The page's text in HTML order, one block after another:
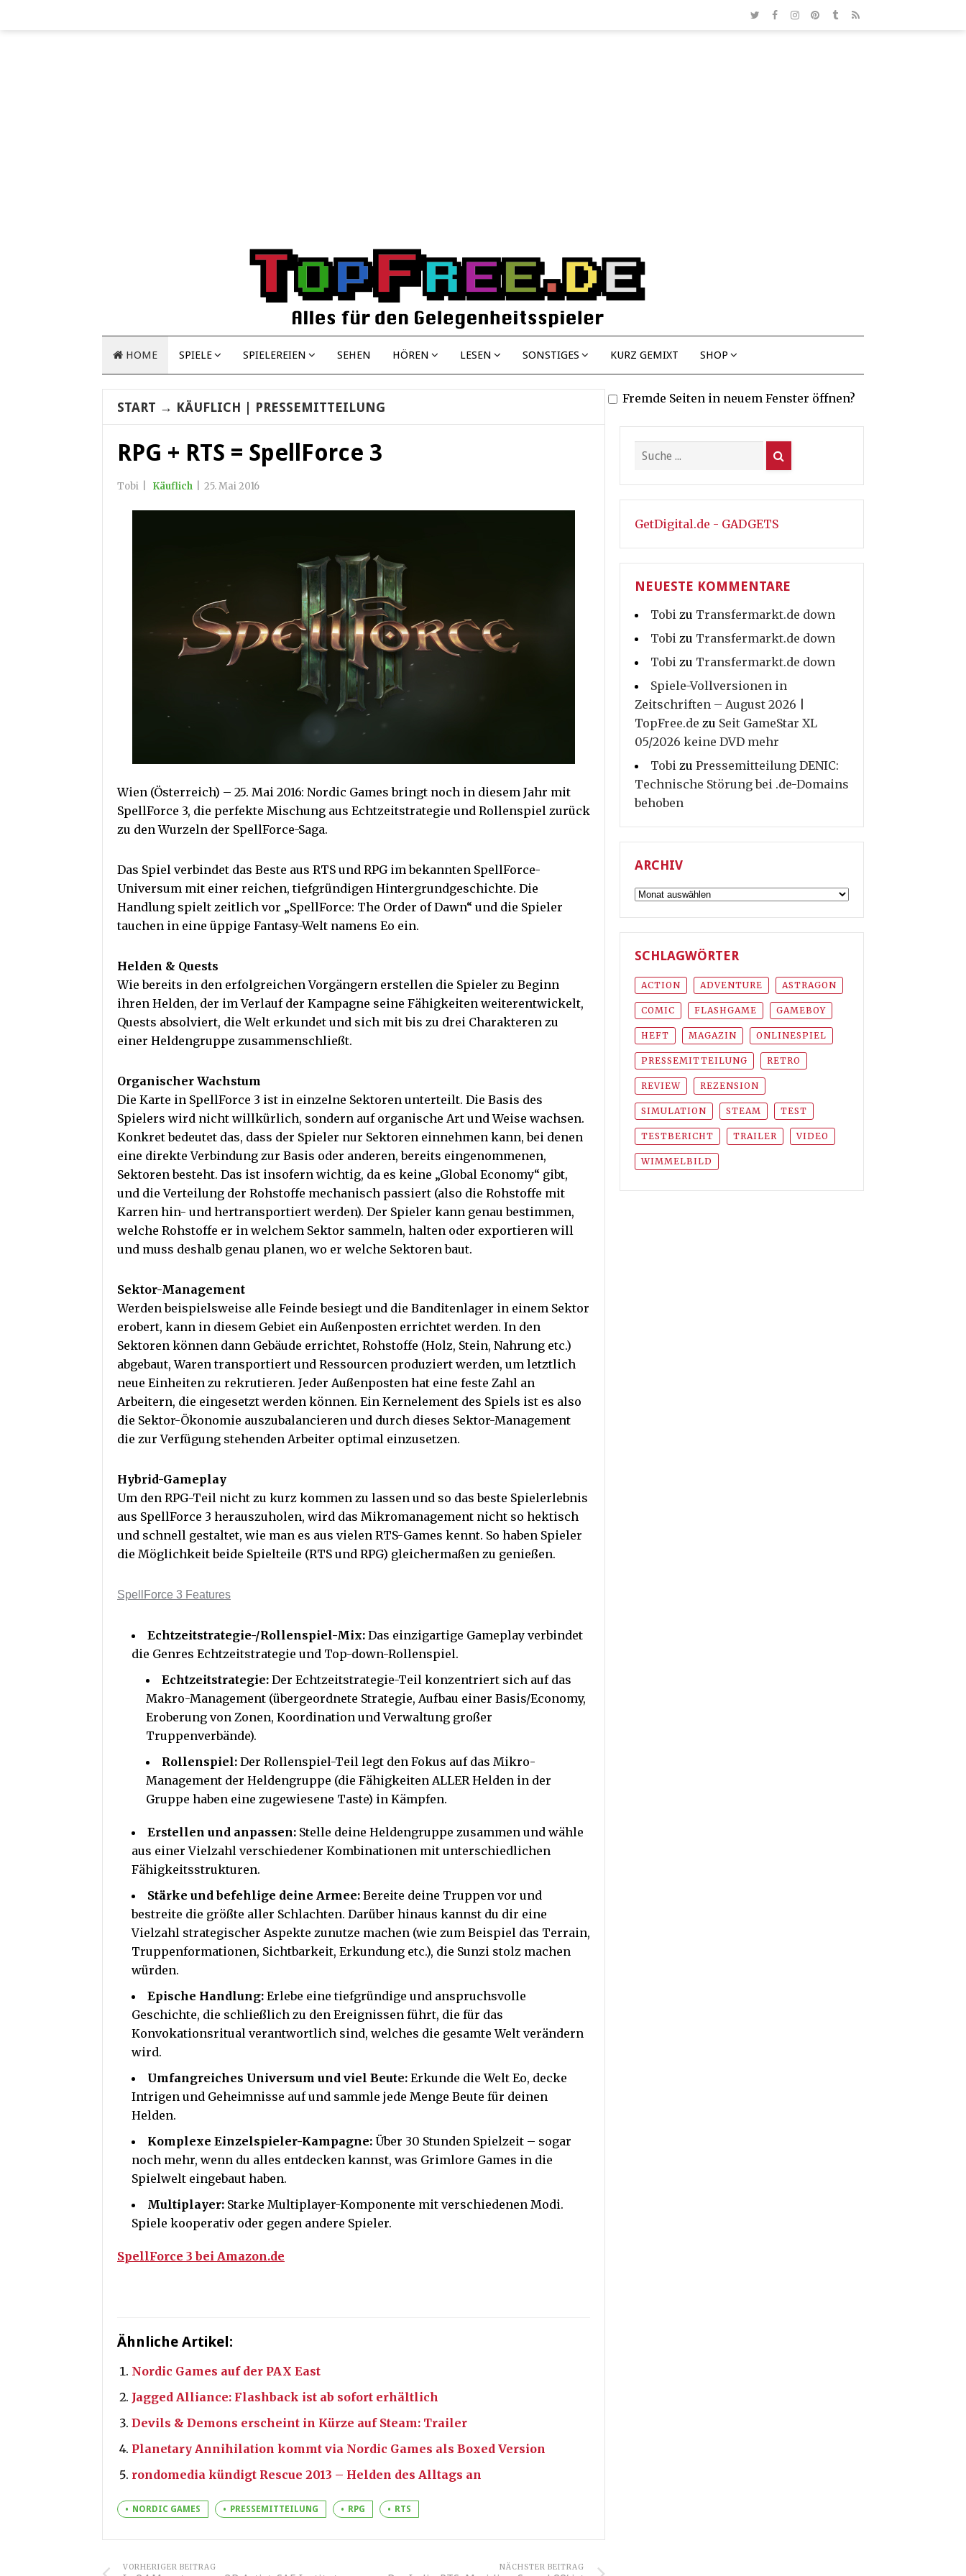
HOME SPIELE SPIELEREIEN SEHEN HÖREN LESEN SONSTIGES KURZ GEMIXT SHOP
START → KÄUFLICH | PRESSEMITTEILUNG
RPG + RTS = SpellForce 3
Tobi Käuflich 25. Mai 2016
Wien (Österreich) – 25. Mai 2016: Nordic Games bringt noch in diesem Jahr mit
SpellForce 3, die perfekte Mischung aus Echtzeitstrategie und Rollenspiel zurück
zu den Wurzeln der SpellForce-Saga.
Das Spiel verbindet das Beste aus RTS und RPG im bekannten SpellForce-
Universum mit einer reichen, tiefgründigen Hintergrundgeschichte. Die
Handlung spielt zeitlich vor „SpellForce: The Order of Dawn“ und die Spieler
tauchen in eine üppige Fantasy-Welt namens Eo ein.
Helden & Quests
Wie bereits in den erfolgreichen Vorgängern erstellen die Spieler zu Beginn
ihren Helden, der im Verlauf der Kampagne seine Fähigkeiten weiterentwickelt,
Quests absolviert, die Welt erkundet und sich mit bis zu drei Charakteren zu
einer Heldengruppe zusammenschließt.
Organischer Wachstum
Die Karte in SpellForce 3 ist in einzelne Sektoren unterteilt. Die Basis des
Spielers wird nicht willkürlich, sondern auf organische Art und Weise wachsen.
Konkret bedeutet das, dass der Spieler nur Sektoren einnehmen kann, bei denen
eine direkte Verbindung zur Basis oder anderen, bereits eingenommenen,
Sektoren besteht. Das ist insofern wichtig, da es keine „Global Economy“ gibt,
und die Verteilung der Rohstoffe mechanisch passiert (also die Rohstoffe mit
Karren hin- und hertransportiert werden). Der Spieler kann genau bestimmen,
welche Rohstoffe er in welchem Sektor sammeln, halten oder exportieren will
und muss deshalb genau planen, wo er welche Sektoren baut.
Sektor-Management
Werden beispielsweise alle Feinde besiegt und die Banditenlager in einem Sektor
erobert, kann in diesem Gebiet ein Außenposten errichtet werden. In den
Sektoren können dann Gebäude errichtet, Rohstoffe (Holz, Stein, Nahrung etc.)
abgebaut, Waren transportiert und Ressourcen produziert werden, um letztlich
neue Einheiten zu rekrutieren. Jeder Außenposten hat eine feste Zahl an
Arbeitern, die eingesetzt werden können. Ein Kernelement des Spiels ist es also
die Sektor-Ökonomie auszubalancieren und durch dieses Sektor-Management
die zur Verfügung stehenden Arbeiter optimal einzusetzen.
Hybrid-Gameplay
Um den RPG-Teil nicht zu kurz kommen zu lassen und so das beste Spielerlebnis
aus SpellForce 3 herauszuholen, wird das Mikromanagement nicht so hektisch
und schnell gestaltet, wie man es aus vielen RTS-Games kennt. So haben Spieler
die Möglichkeit beide Spielteile (RTS und RPG) gleichermaßen zu genießen.
SpellForce 3 Features
Echtzeitstrategie-/Rollenspiel-Mix: Das einzigartige Gameplay verbindet
die Genres Echtzeitstrategie und Top-down-Rollenspiel.
Echtzeitstrategie: Der Echtzeitstrategie-Teil konzentriert sich auf das
Makro-Management (übergeordnete Strategie, Aufbau einer Basis/Economy,
Eroberung von Zonen, Koordination und Verwaltung großer
Truppenverbände).
Rollenspiel: Der Rollenspiel-Teil legt den Fokus auf das Mikro-
Management der Heldengruppe (die Fähigkeiten ALLER Helden in der
Gruppe haben eine zugewiesene Taste) in Kämpfen.
Erstellen und anpassen: Stelle deine Heldengruppe zusammen und wähle
aus einer Vielzahl verschiedener Kombinationen mit unterschiedlichen
Fähigkeitsstrukturen.
Stärke und befehlige deine Armee: Bereite deine Truppen vor und
bestreite die größte aller Schlachten. Darüber hinaus kannst du dir eine
Vielzahl strategischer Aspekte zunutze machen (wie zum Beispiel das Terrain,
Truppenformationen, Sichtbarkeit, Erkundung etc.), die Sunzi stolz machen
würden.
Epische Handlung: Erlebe eine tiefgründige und anspruchsvolle
Geschichte, die schließlich zu den Ereignissen führt, die für das
Konvokationsritual verantwortlich sind, welches die gesamte Welt verändern
wird.
Umfangreiches Universum und viel Beute: Erkunde die Welt Eo, decke
Intrigen und Geheimnisse auf und sammle jede Menge Beute für deinen
Helden.
Komplexe Einzelspieler-Kampagne: Über 30 Stunden Spielzeit – sogar
noch mehr, wenn du alles entdecken kannst, was Grimlore Games in die
Spielwelt eingebaut haben.
Multiplayer: Starke Multiplayer-Komponente mit verschiedenen Modi.
Spiele kooperativ oder gegen andere Spieler.
SpellForce 3 bei Amazon.de
Ähnliche Artikel:
Nordic Games auf der PAX East
Jagged Alliance: Flashback ist ab sofort erhältlich
Devils & Demons erscheint in Kürze auf Steam: Trailer
Planetary Annihilation kommt via Nordic Games als Boxed Version
rondomedia kündigt Rescue 2013 – Helden des Alltags an
NORDIC GAMES PRESSEMITTEILUNG RPG RTS
VORHERIGER BEITRAG NÄCHSTER BEITRAG
Fremde Seiten in neuem Fenster öffnen?
GetDigital.de - GADGETS
NEUESTE KOMMENTARE
Tobi zu Transfermarkt.de down
Tobi zu Transfermarkt.de down
Tobi zu Transfermarkt.de down
Spiele-Vollversionen in
Zeitschriften – August 2026 |
TopFree.de zu Seit GameStar XL
05/2026 keine DVD mehr
Tobi zu Pressemitteilung DENIC:
Technische Störung bei .de-Domains
behoben
ARCHIV
Archiv
SCHLAGWÖRTER
ACTION ADVENTURE ASTRAGON
COMIC FLASHGAME GAMEBOY
HEFT MAGAZIN ONLINESPIEL
PRESSEMITTEILUNG RETRO
REVIEW REZENSION
SIMULATION STEAM TEST
TESTBERICHT TRAILER VIDEO
WIMMELBILD